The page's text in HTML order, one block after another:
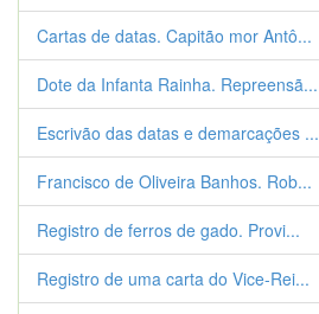
Cartas de datas. Capitão mor Antô...
Dote da Infanta Rainha. Repreensã...
Escrivão das datas e demarcações ...
Francisco de Oliveira Banhos. Rob...
Registro de ferros de gado. Provi...
Registro de uma carta do Vice-Rei...